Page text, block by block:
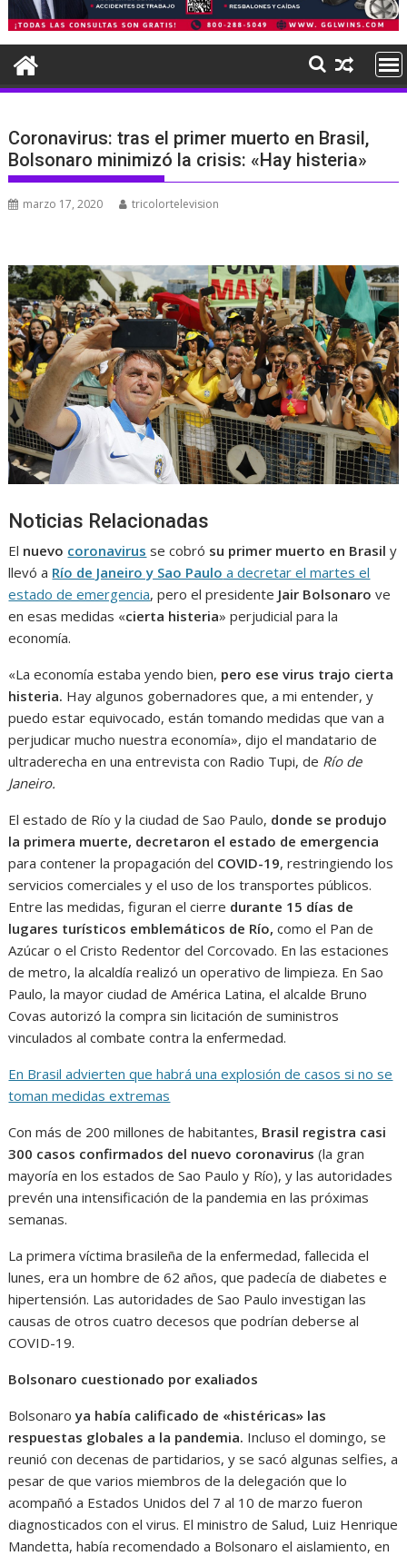
Coronavirus: tras el primer muerto en Brasil,
Bolsonaro minimizó la crisis: «Hay histeria»
marzo 17, 2020 tricolortelevision
Noticias Relacionadas
El nuevo coronavirus se cobró su primer muerto en Brasil y
llevó a Río de Janeiro y Sao Paulo a decretar el martes el
estado de emergencia, pero el presidente Jair Bolsonarove
en esas medidas «cierta histeria» perjudicial para la
economía.
«La economía estaba yendo bien, pero ese virus trajo cierta
histeria. Hay algunos gobernadores que, a mi entender, y
puedo estar equivocado, están tomando medidas que van a
perjudicar mucho nuestra economía», dijo el mandatario de
ultraderecha en una entrevista con Radio Tupi, de Río de
Janeiro.
El estado de Río y la ciudad de Sao Paulo, donde se produjo
la primera muerte, decretaron el estado de emergencia
para contener la propagación del COVID-19, restringiendo los
servicios comerciales y el uso de los transportes públicos.
Entre las medidas, figuran el cierre durante 15 días de
lugares turísticos emblemáticos de Río,como el Pan de
Azúcar o el Cristo Redentor del Corcovado. En las estaciones
de metro, la alcaldía realizó un operativo de limpieza. En Sao
Paulo, la mayor ciudad de América Latina, el alcalde Bruno
Covas autorizó la compra sin licitación de suministros
vinculados al combate contra la enfermedad.
En Brasil advierten que habrá una explosión de casos si no se
toman medidas extremas
Con más de 200 millones de habitantes, Brasil registra casi
300 casos confirmados del nuevo coronavirus (la gran
mayoría en los estados de Sao Paulo y Río), y las autoridades
prevén una intensificación de la pandemia en las próximas
semanas.
La primera víctima brasileña de la enfermedad, fallecida el
lunes, era un hombre de 62 años, que padecía de diabetes e
hipertensión. Las autoridades de Sao Paulo investigan las
causas de otros cuatro decesos que podrían deberse al
COVID-19.
Bolsonaro cuestionado por exaliados
Bolsonaroya había calificado de «histéricas» las
respuestas globales a la pandemia. Incluso el domingo, se
reunió con decenas de partidarios, y se sacó algunas selfies, a
pesar de que varios miembros de la delegación que lo
acompañó a Estados Unidos del 7 al 10 de marzo fueron
diagnosticados con el virus. El ministro de Salud, Luiz Henrique
Mandetta, había recomendado a Bolsonaro el aislamiento, en